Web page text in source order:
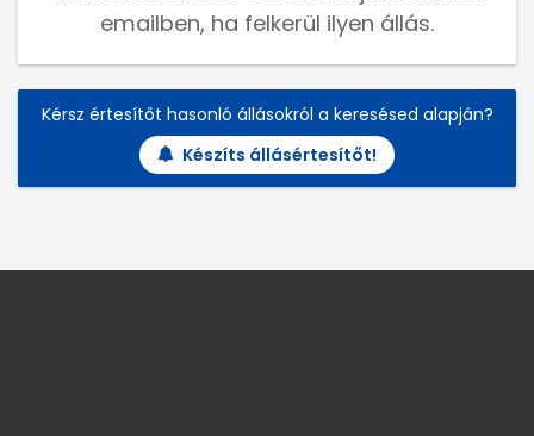
emailben, ha felkerül ilyen állás.
Kérsz értesítőt hasonló állásokról a keresésed alapján?
Készíts állásértesítőt!